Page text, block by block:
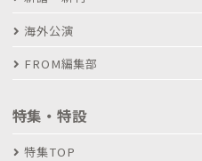
海外公演
FROM編集部
特集・特設
特集TOP